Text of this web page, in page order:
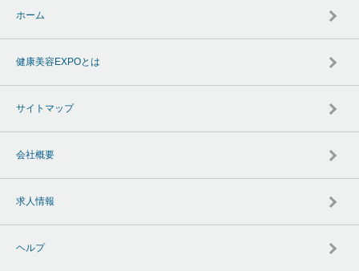
ホーム
健康美容EXPOとは
サイトマップ
会社概要
求人情報
ヘルプ